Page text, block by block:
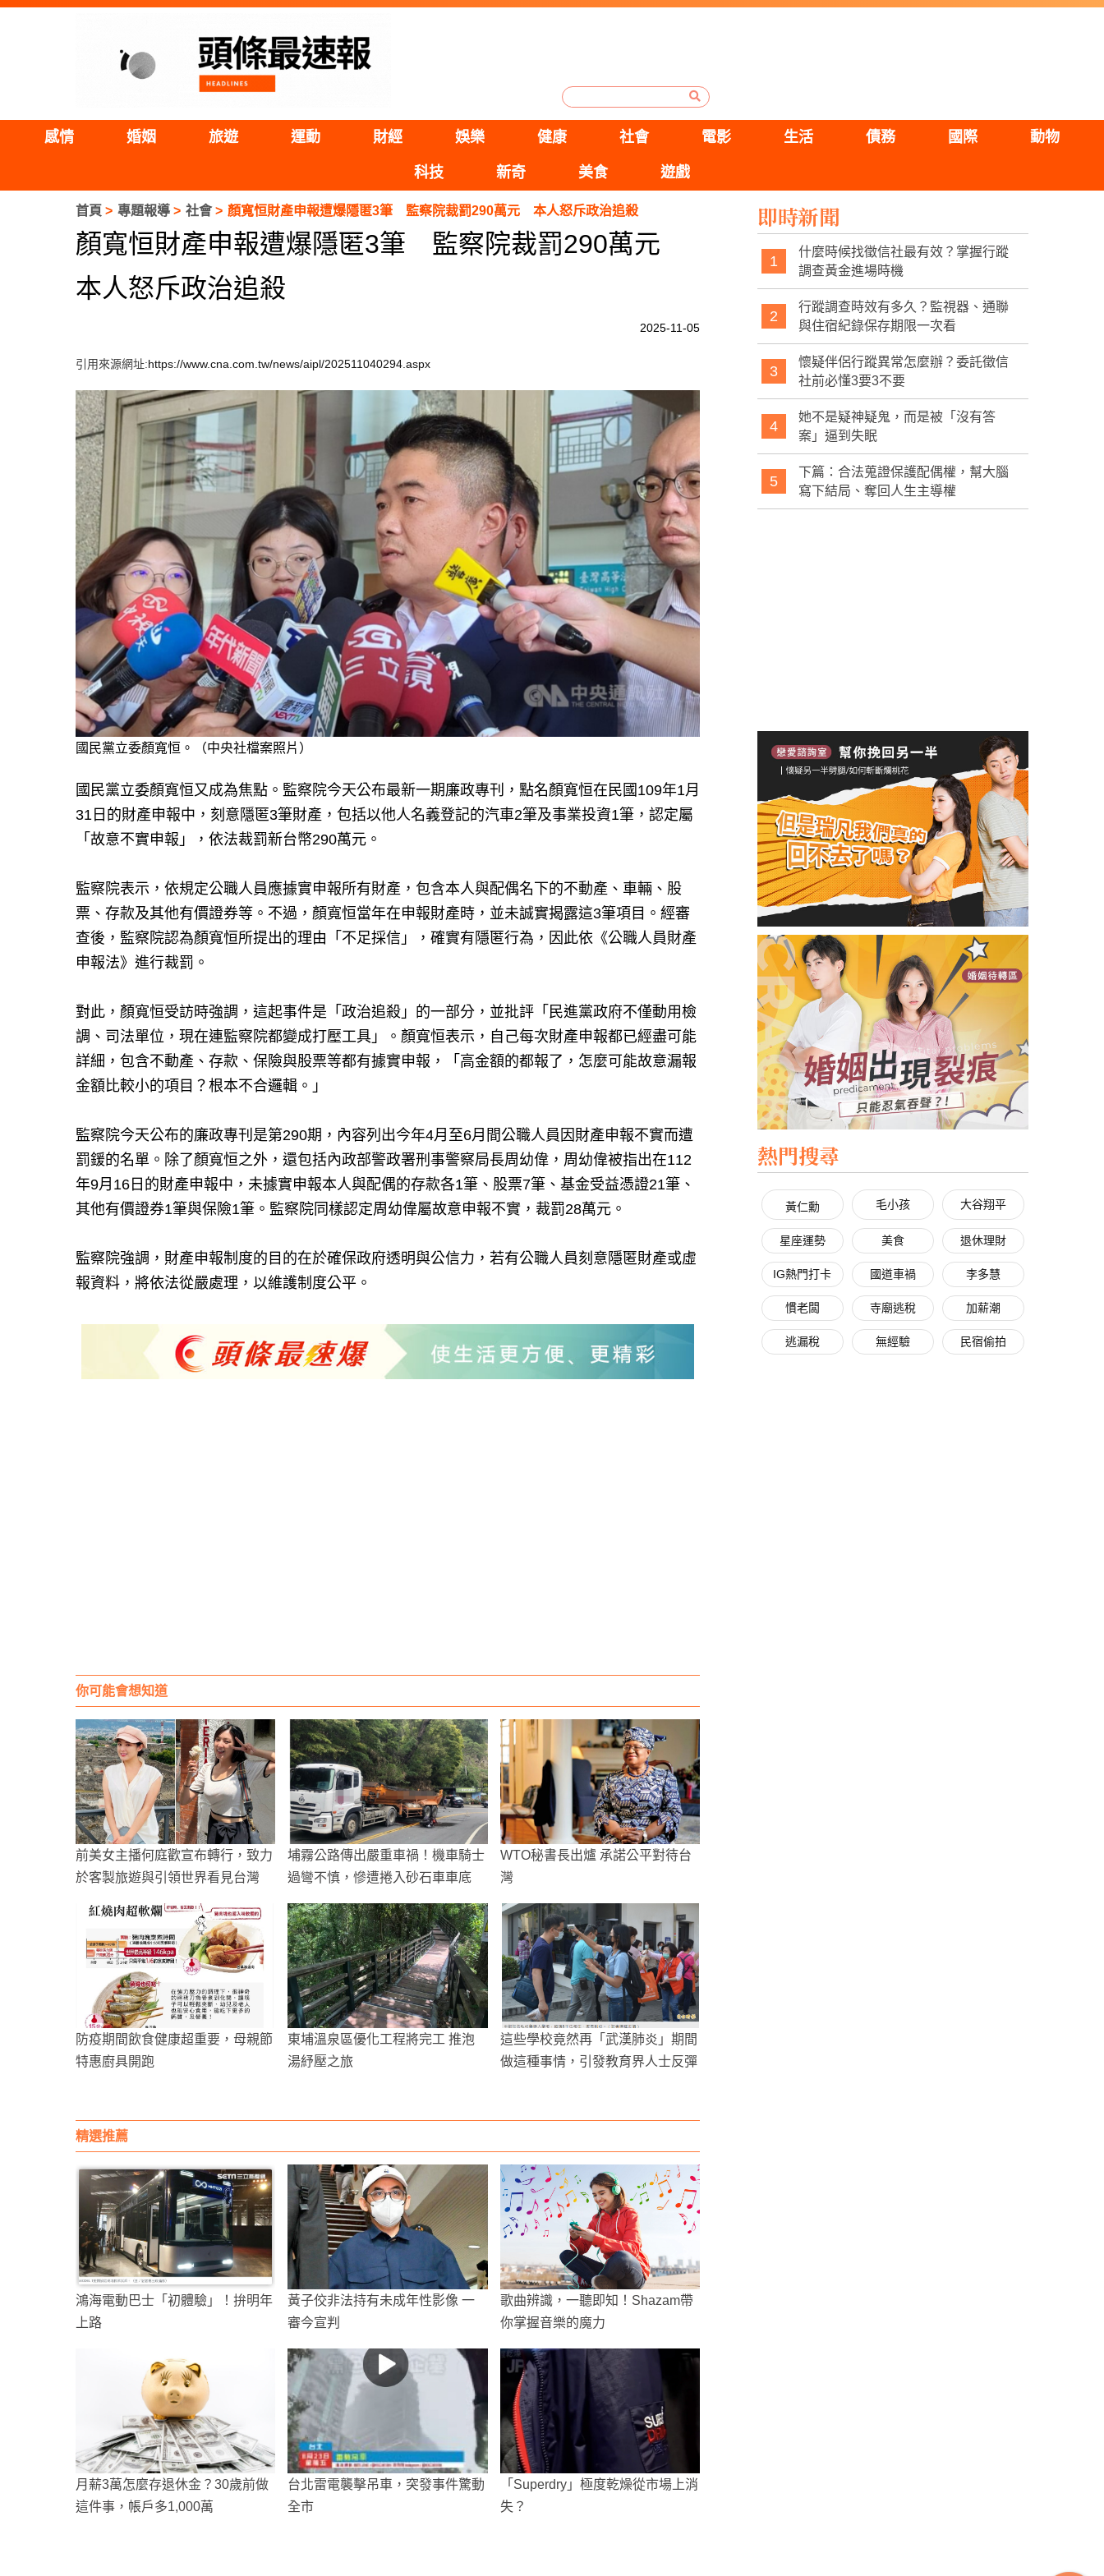
感情 婚姻 旅遊 運動 財經 娛樂 健康 社會 電影 生活 債務 國際 動物
科技 新奇 美食 遊戲
首頁 專題報導 社會 顏寬恒財產申報遭爆隱匿3筆 監察院裁罰290萬元 本人怒斥政治追殺
顏寬恒財產申報遭爆隱匿3筆 監察院裁罰290萬元
本人怒斥政治追殺
2025-11-05
引用來源網址:https://www.cna.com.tw/news/aipl/202511040294.aspx
國民黨立委顏寬恒。（中央社檔案照片）
國民黨立委顏寬恒又成為焦點。監察院今天公布最新一期廉政專刊，點名顏寬恒在民國109年1月
31日的財產申報中，刻意隱匿3筆財產，包括以他人名義登記的汽車2筆及事業投資1筆，認定屬
「故意不實申報」，依法裁罰新台幣290萬元。
監察院表示，依規定公職人員應據實申報所有財產，包含本人與配偶名下的不動產、車輛、股
票、存款及其他有價證券等。不過，顏寬恒當年在申報財產時，並未誠實揭露這3筆項目。經審
查後，監察院認為顏寬恒所提出的理由「不足採信」，確實有隱匿行為，因此依《公職人員財產
申報法》進行裁罰。
對此，顏寬恒受訪時強調，這起事件是「政治追殺」的一部分，並批評「民進黨政府不僅動用檢
調、司法單位，現在連監察院都變成打壓工具」。顏寬恒表示，自己每次財產申報都已經盡可能
詳細，包含不動產、存款、保險與股票等都有據實申報，「高金額的都報了，怎麼可能故意漏報
金額比較小的項目？根本不合邏輯。」
監察院今天公布的廉政專刊是第290期，內容列出今年4月至6月間公職人員因財產申報不實而遭
罰鍰的名單。除了顏寬恒之外，還包括內政部警政署刑事警察局長周幼偉，周幼偉被指出在112
年9月16日的財產申報中，未據實申報本人與配偶的存款各1筆、股票7筆、基金受益憑證21筆、
其他有價證券1筆與保險1筆。監察院同樣認定周幼偉屬故意申報不實，裁罰28萬元。
監察院強調，財產申報制度的目的在於確保政府透明與公信力，若有公職人員刻意隱匿財產或虛
報資料，將依法從嚴處理，以維護制度公平。
你可能會想知道
前美女主播何庭歡宣布轉行，致力
於客製旅遊與引領世界看見台灣
埔霧公路傳出嚴重車禍！機車騎士
過彎不慎，慘遭捲入砂石車車底
WTO秘書長出爐 承諾公平對待台
灣
防疫期間飲食健康超重要，母親節
特惠廚具開跑
東埔溫泉區優化工程將完工 推泡
湯紓壓之旅
這些學校竟然再「武漢肺炎」期間
做這種事情，引發教育界人士反彈
精選推薦
鴻海電動巴士「初體驗」！拚明年
上路
黃子佼非法持有未成年性影像 一
審今宣判
歌曲辨識，一聽即知！Shazam帶
你掌握音樂的魔力
月薪3萬怎麼存退休金？30歲前做
這件事，帳戶多1,000萬
台北雷電襲擊吊車，突發事件驚動
全市
「Superdry」極度乾燥從市場上消
失？
即時新聞
1
什麼時候找徵信社最有效？掌握行蹤
調查黃金進場時機
2
行蹤調查時效有多久？監視器、通聯
與住宿紀錄保存期限一次看
3
懷疑伴侶行蹤異常怎麼辦？委託徵信
社前必懂3要3不要
4
她不是疑神疑鬼，而是被「沒有答
案」逼到失眠
5
下篇：合法蒐證保護配偶權，幫大腦
寫下結局、奪回人生主導權
熱門搜尋
黃仁勳 毛小孩 大谷翔平
星座運勢 美食 退休理財
IG熱門打卡 國道車禍 李多慧
慣老闆 寺廟逃稅 加薪潮
逃漏稅 無經驗 民宿偷拍